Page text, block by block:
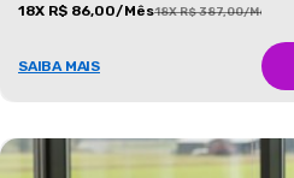
18X R$ 86,00/Mês18X R$ 387,00/Mês
SAIBA MAIS